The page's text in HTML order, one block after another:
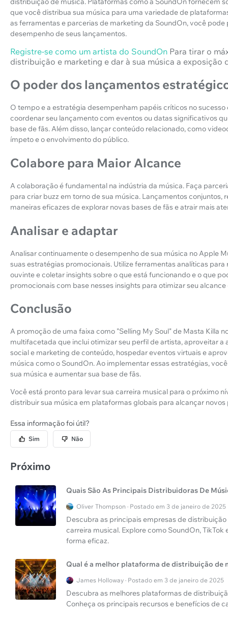
que você distribua sua música para uma variedade de
as ferramentas e parcerias de marketing da SoundOn, você
desempenho de seus lançamentos.
Registre-se como um artista do SoundOn Para tirar o
distribuição e marketing e dar à sua música a exposição
O poder dos lançamentos
O tempo e a estratégia desempenham papéis críticos no
coordenar seu lançamento com eventos ou datas significativos
base de fãs. Além disso, lançar conteúdo relacionado, como
ímpeto e o envolvimento do público.
Colabore para Maior Alcance
A colaboração é fundamental na indústria da música. Faça
para criar buzz em torno de sua música. Lançamentos conjuntos,
maneiras eficazes de explorar novas bases de fãs e atrair mais
Analisar e adaptar
Analisar continuamente o desempenho de sua música no Apple
suas estratégias promocionais. Utilize ferramentas analíticas
ouvinte e coletar insights sobre o que está funcionando e o que
promocionais com base nesses insights para otimizar seu
Conclusão
A promoção de uma faixa como "Selling My Soul" de Masta Killa
multifacetada que inclui otimizar seu perfil de artista, aproveitar
social e marketing de conteúdo, hospedar eventos virtuais e
música como o SoundOn. Ao implementar essas estratégias,
sua música e aumentar sua base de fãs.
Você está pronto para levar sua carreira musical para o próximo
distribuir sua música em plataformas globais para alcançar
Essa informação foi útil?
Sim Não
Próximo
Quais São As Principais Distribuidoras De
Oliver Thompson · Postado em 3 de janeiro de 2025
Descubra as principais empresas de
carreira musical. Explore como SoundOn,
forma eficaz.
Qual é a melhor plataforma de distribuição de
James Holloway · Postado em 3 de janeiro de 2025
Descubra as melhores plataformas de
Conheça os principais recursos e benefícios de